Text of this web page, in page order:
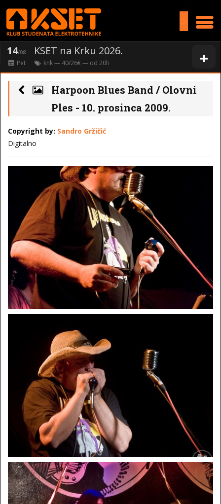
+
14/08 KSET na Krku 2026.
Pet knk— 40/26€ — od 20h
Harpoon Blues Band / Olovni
Ples - 10. prosinca 2009.
Copyright by: Sandro Gržičić
Digitalno